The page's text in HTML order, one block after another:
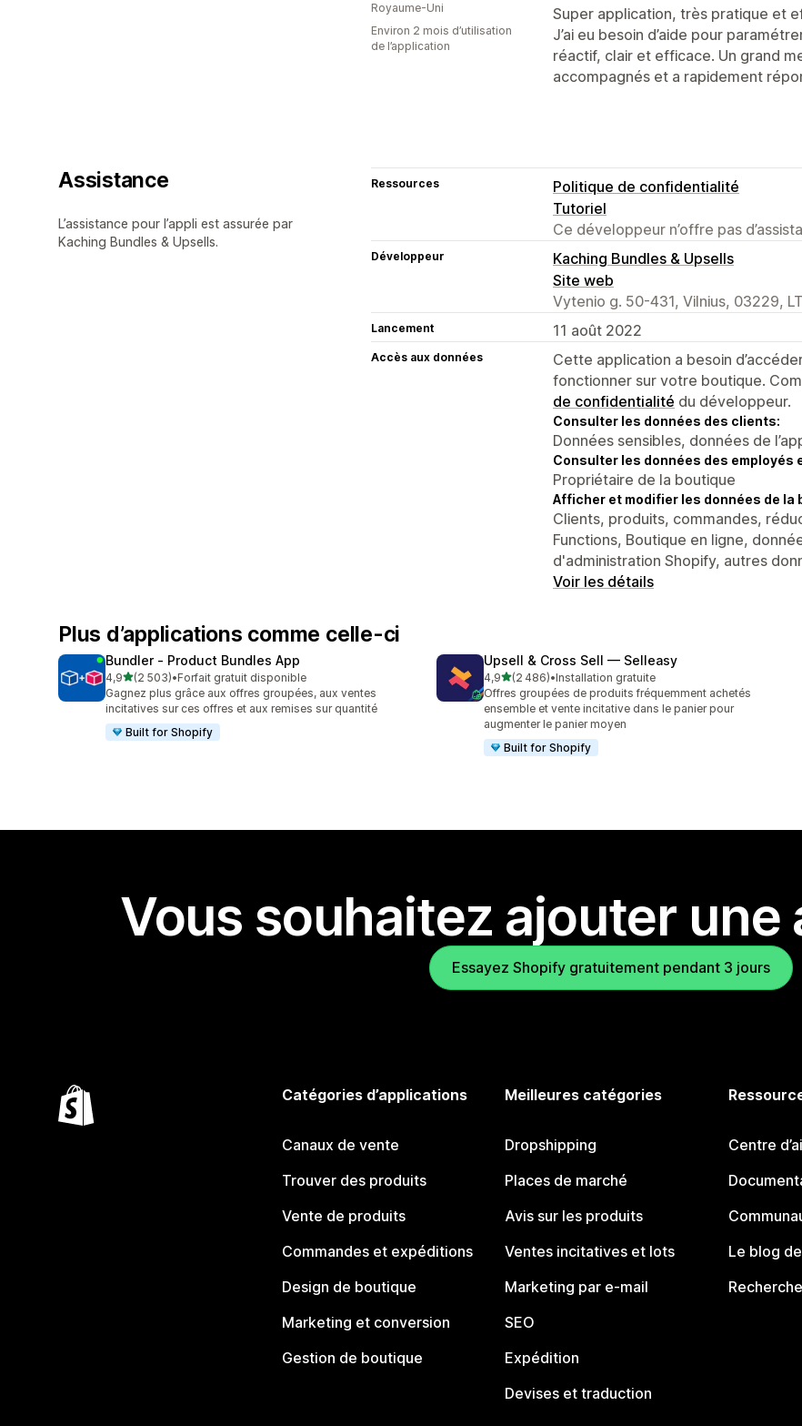
Super application, très pratique et
J’ai eu besoin d’aide pour
réactif, clair et efficace. Un grand
accompagnés et a rapidement
Royaume-Uni
Environ 2 mois d’utilisation
de l’application
Assistance
L’assistance pour l’appli est assurée par
Kaching Bundles & Upsells.
Ressources
Politique de confidentialité
Tutoriel
Ce développeur n’offre pas
Développeur
Kaching Bundles & Upsells
Site web
Vytenio g. 50-431, Vilnius, 03229, LT
Lancement 11 août 2022
Accès aux données
Cette application a besoin
fonctionner sur votre boutique.
de confidentialité du développeur.
Consulter les données des clients:
Données sensibles, données de
Consulter les données des employés
Propriétaire de la boutique
Afficher et modifier les données de la
Clients, produits, commandes,
Functions, Boutique en ligne,
d'administration Shopify, autres
Voir les détails
Plus d’applications comme celle-ci
Bundler ‑ Product Bundles App
4,9étoile(s) sur 5
(2 503)
2503 avis au total
•Forfait gratuit disponible
Gagnez plus grâce aux offres groupées, aux ventes
incitatives sur ces offres et aux remises sur quantité
Built for Shopify
Upsell & Cross Sell — Selleasy
4,9étoile(s) sur 5
(2 486)
2486 avis au total
•Installation gratuite
Offres groupées de produits fréquemment achetés
ensemble et vente incitative dans le panier pour
augmenter le panier moyen
Built for Shopify
Vous souhaitez ajouter une
Essayez Shopify gratuitement pendant 3 jours
Catégories d’applications
Canaux de vente
Trouver des produits
Vente de produits
Commandes et expéditions
Design de boutique
Marketing et conversion
Gestion de boutique
Meilleures catégories
Dropshipping
Places de marché
Avis sur les produits
Ventes incitatives et lots
Marketing par e-mail
SEO
Expédition
Devises et traduction
Centre
Le blog
Recherche